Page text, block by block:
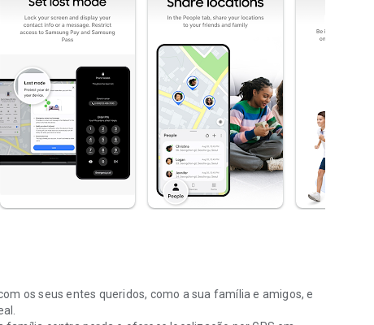
os seus entes queridos, como a sua família e amigos, e